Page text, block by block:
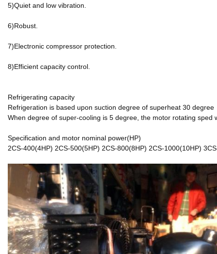
5)Quiet and low vibration.
6)Robust.
7)Electronic compressor protection.
8)Efficient capacity control.
Refrigerating capacity
Refrigeration is based upon suction degree of superheat 30 degree
When degree of super-cooling is 5 degree, the motor rotating sped
Specification and motor nominal power(HP)
2CS-400(4HP) 2CS-500(5HP) 2CS-800(8HP) 2CS-1000(10HP)